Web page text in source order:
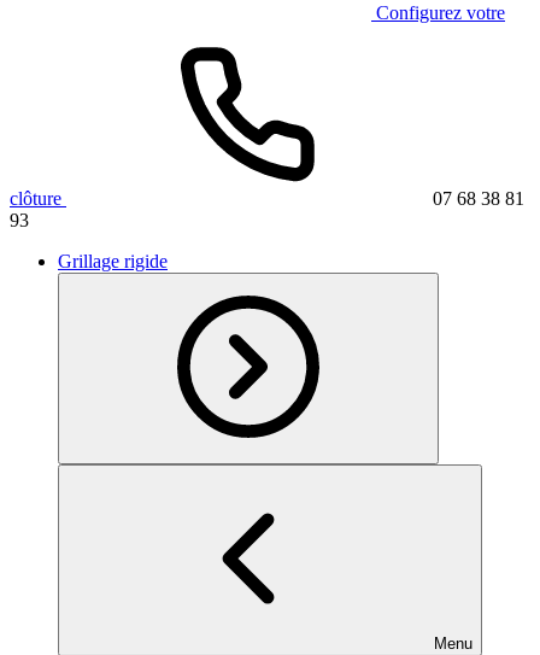
Configurez votre
clôture
07 68 38 81
93
Grillage rigide
Menu